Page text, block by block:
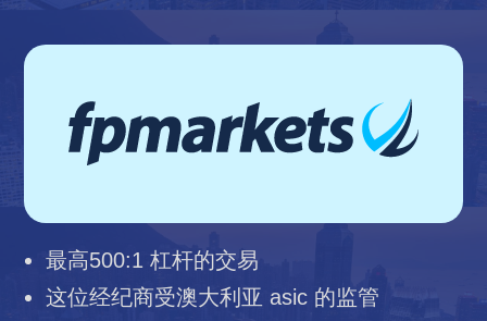
最高500:1 杠杆的交易
这位经纪商受澳大利亚 asic 的监管